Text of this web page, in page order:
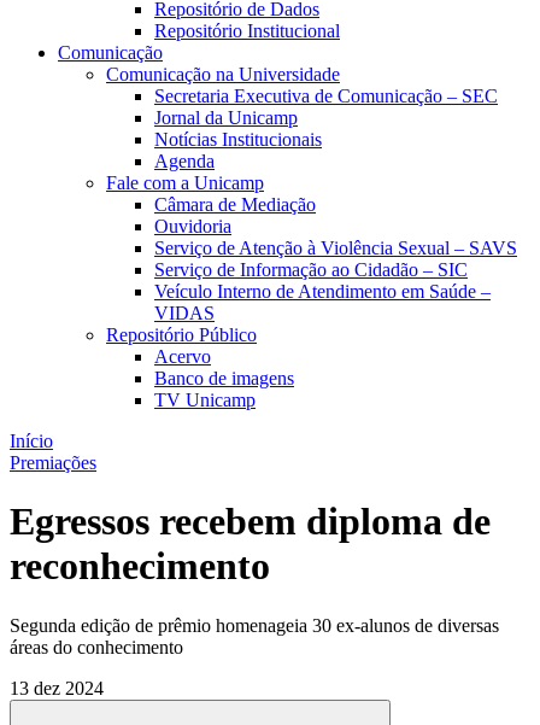
Repositório de Dados
Repositório Institucional
Comunicação
Comunicação na Universidade
Secretaria Executiva de Comunicação – SEC
Jornal da Unicamp
Notícias Institucionais
Agenda
Fale com a Unicamp
Câmara de Mediação
Ouvidoria
Serviço de Atenção à Violência Sexual – SAVS
Serviço de Informação ao Cidadão – SIC
Veículo Interno de Atendimento em Saúde –
VIDAS
Repositório Público
Acervo
Banco de imagens
TV Unicamp
Início
Premiações
Egressos recebem diploma de
reconhecimento
Segunda edição de prêmio homenageia 30 ex-alunos de diversas
áreas do conhecimento
13 dez 2024